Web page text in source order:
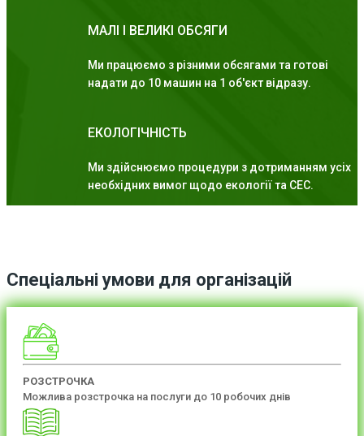
МАЛІ І ВЕЛИКІ ОБСЯГИ
Ми працюємо з різними обсягами та готові
надати до 10 машин на 1 об'єкт відразу.
ЕКОЛОГІЧНІСТЬ
Ми здійснюємо процедури з дотриманням усіх
необхідних вимог щодо екології та СЕС.
Спеціальні умови для організацій
РОЗСТРОЧКА
Можлива розстрочка на послуги до 10 робочих днів